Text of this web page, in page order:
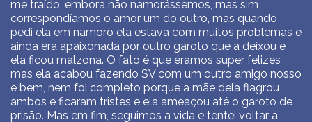
me traído, embora não namorássemos, mas sim
correspondíamos o amor um do outro, mas quando
pedi ela em namoro ela estava com muitos problemas e
ainda era apaixonada por outro garoto que a deixou e
ela ficou malzona. O fato é que éramos super felizes
mas ela acabou fazendo SV com um outro amigo nosso
e bem, nem foi completo porque a mãe dela flagrou
ambos e ficaram tristes e ela ameaçou até o garoto de
prisão. Mas em fim, seguimos a vida e tentei voltar a